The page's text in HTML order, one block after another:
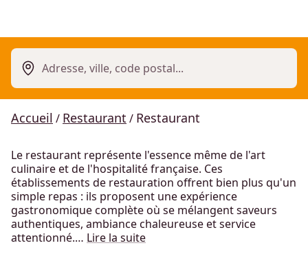
Adresse, ville, code postal...
Accueil / Restaurant / Restaurant
Le restaurant représente l'essence même de l'art
culinaire et de l'hospitalité française. Ces
établissements de restauration offrent bien plus qu'un
simple repas : ils proposent une expérience
gastronomique complète où se mélangent saveurs
authentiques, ambiance chaleureuse et service
attentionné.… Lire la suite